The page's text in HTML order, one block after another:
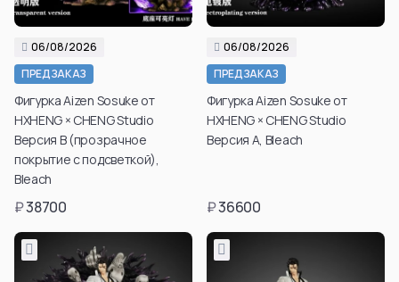
06/08/2026
ПРЕДЗАКАЗ
Фигурка Aizen Sosuke от
HXHENG × CHENG Studio
Версия В (прозрачное
покрытие с подсветкой),
Bleach
₽38700
06/08/2026
ПРЕДЗАКАЗ
Фигурка Aizen Sosuke от
HXHENG × CHENG Studio
Версия A, Bleach
₽36600